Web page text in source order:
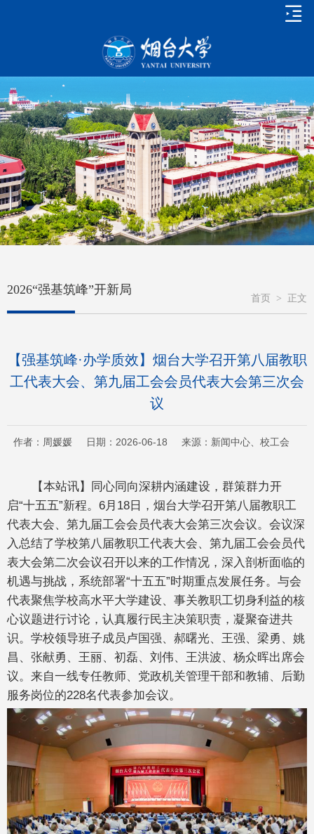
2026“强基筑峰”开新局
首页 > 正文
【强基筑峰·办学质效】烟台大学召开第八届教职
工代表大会、第九届工会会员代表大会第三次会
议
作者：周媛媛 日期：2026-06-18 来源：新闻中心、校工会
【本站讯】同心同向深耕内涵建设，群策群力开
启“十五五”新程。6月18日，烟台大学召开第八届教职工
代表大会、第九届工会会员代表大会第三次会议。会议深
入总结了学校第八届教职工代表大会、第九届工会会员代
表大会第二次会议召开以来的工作情况，深入剖析面临的
机遇与挑战，系统部署“十五五”时期重点发展任务。与会
代表聚焦学校高水平大学建设、事关教职工切身利益的核
心议题进行讨论，认真履行民主决策职责，凝聚奋进共
识。学校领导班子成员卢国强、郝曙光、王强、梁勇、姚
昌、张献勇、王丽、初磊、刘伟、王洪波、杨众晖出席会
议。来自一线专任教师、党政机关管理干部和教辅、后勤
服务岗位的228名代表参加会议。